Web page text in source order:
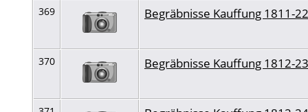
369 Begräbnisse Kauffung 1811-22
370 Begräbnisse Kauffung 1812-23